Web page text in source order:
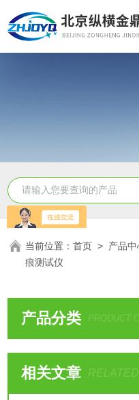
当前位置：首页 > 产品中
痕测试仪
产品分类 PRODUCT
相关文章